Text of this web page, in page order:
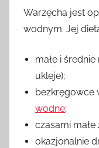
Warzęcha jest
wodnym. Jej
małe i
ukleje);
bezkręgowce
wodne;
czasami
okazjonalnie